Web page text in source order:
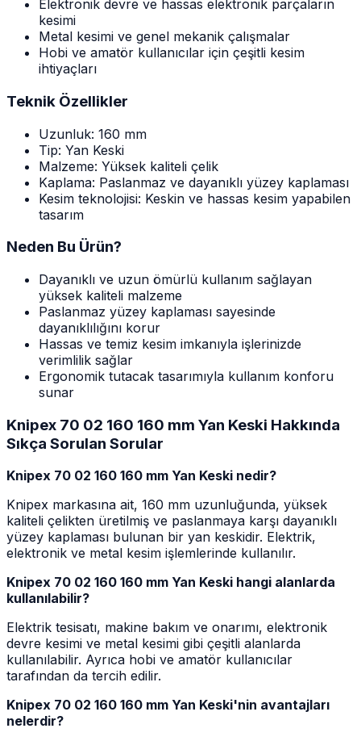
Elektronik devre ve hassas elektronik parçaların
kesimi
Metal kesimi ve genel mekanik çalışmalar
Hobi ve amatör kullanıcılar için çeşitli kesim
ihtiyaçları
Teknik Özellikler
Uzunluk: 160 mm
Tip: Yan Keski
Malzeme: Yüksek kaliteli çelik
Kaplama: Paslanmaz ve dayanıklı yüzey kaplaması
Kesim teknolojisi: Keskin ve hassas kesim yapabilen
tasarım
Neden Bu Ürün?
Dayanıklı ve uzun ömürlü kullanım sağlayan
yüksek kaliteli malzeme
Paslanmaz yüzey kaplaması sayesinde
dayanıklılığını korur
Hassas ve temiz kesim imkanıyla işlerinizde
verimlilik sağlar
Ergonomik tutacak tasarımıyla kullanım konforu
sunar
Knipex 70 02 160 160 mm Yan Keski Hakkında
Sıkça Sorulan Sorular
Knipex 70 02 160 160 mm Yan Keski nedir?
Knipex markasına ait, 160 mm uzunluğunda, yüksek
kaliteli çelikten üretilmiş ve paslanmaya karşı dayanıklı
yüzey kaplaması bulunan bir yan keskidir. Elektrik,
elektronik ve metal kesim işlemlerinde kullanılır.
Knipex 70 02 160 160 mm Yan Keski hangi alanlarda
kullanılabilir?
Elektrik tesisatı, makine bakım ve onarımı, elektronik
devre kesimi ve metal kesimi gibi çeşitli alanlarda
kullanılabilir. Ayrıca hobi ve amatör kullanıcılar
tarafından da tercih edilir.
Knipex 70 02 160 160 mm Yan Keski'nin avantajları
nelerdir?